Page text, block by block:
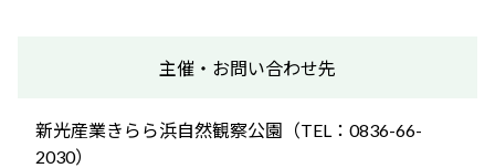
主催・お問い合わせ先
新光産業きらら浜自然観察公園（TEL：0836-66-
2030）